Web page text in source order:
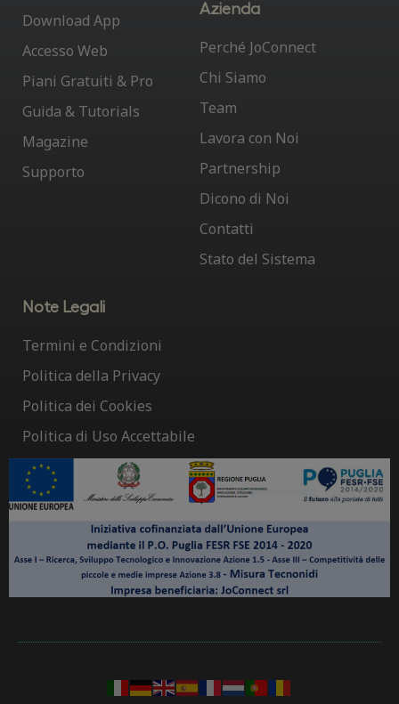
Download App
Accesso Web
Piani Gratuiti & Pro
Guida & Tutorials
Magazine
Supporto
Azienda
Perché JoConnect
Chi Siamo
Team
Lavora con Noi
Partnership
Dicono di Noi
Contatti
Stato del Sistema
Note Legali
Termini e Condizioni
Politica della Privacy
Politica dei Cookies
Politica di Uso Accettabile